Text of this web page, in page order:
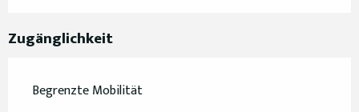
Zugänglichkeit
Begrenzte Mobilität